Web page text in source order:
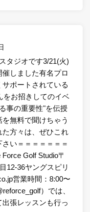
タジオです3/21(火)
しました️有名プロ
ポートされている
をお招きしてのイベ
事の重要性"を伝授
無料で聞けちゃう
方々は、ぜひこれ
い＝＝＝＝＝＝＝
Golf Studio〒
12-36ヤングスピリ
営業時間：8:00〜
）では、
張レッスンも行っ